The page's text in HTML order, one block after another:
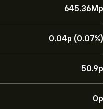
645.36M‎p‎
0.04‎p‎ (0.07%)
50.9‎p‎
0‎p‎